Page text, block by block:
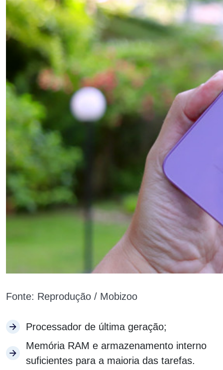
Fonte: Reprodução / Mobizoo
Processador de última geração;
Memória RAM e armazenamento interno
suficientes para a maioria das tarefas.